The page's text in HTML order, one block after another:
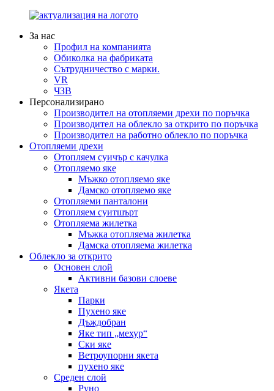
За нас
Профил на компанията
Обиколка на фабриката
Сътрудничество с марки.
VR
ЧЗВ
Персонализирано
Производител на отопляеми дрехи по поръчка
Производител на облекло за открито по поръчка
Производител на работно облекло по поръчка
Отопляеми дрехи
Отопляем суичър с качулка
Отопляемо яке
Мъжко отопляемо яке
Дамско отопляемо яке
Отопляеми панталони
Отопляем суитшърт
Отопляема жилетка
Мъжка отопляема жилетка
Дамска отопляема жилетка
Облекло за открито
Основен слой
Активни базови слоеве
Якета
Парки
Пухено яке
Дъждобран
Яке тип „мехур“
Ски яке
Ветроупорни якета
пухено яке
Среден слой
Руно